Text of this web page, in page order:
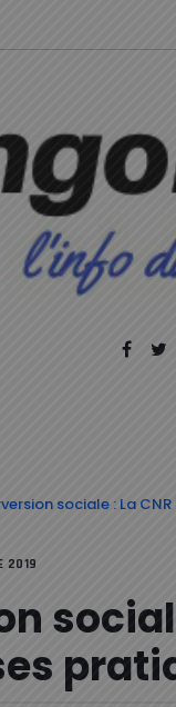
sociale : La
2019